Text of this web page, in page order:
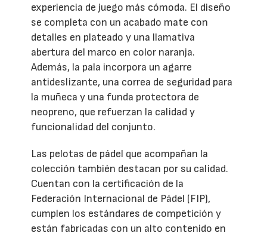
experiencia de juego más cómoda. El diseño
se completa con un acabado mate con
detalles en plateado y una llamativa
abertura del marco en color naranja.
Además, la pala incorpora un agarre
antideslizante, una correa de seguridad para
la muñeca y una funda protectora de
neopreno, que refuerzan la calidad y
funcionalidad del conjunto.
Las pelotas de pádel que acompañan la
colección también destacan por su calidad.
Cuentan con la certificación de la
Federación Internacional de Pádel (FIP),
cumplen los estándares de competición y
están fabricadas con un alto contenido en